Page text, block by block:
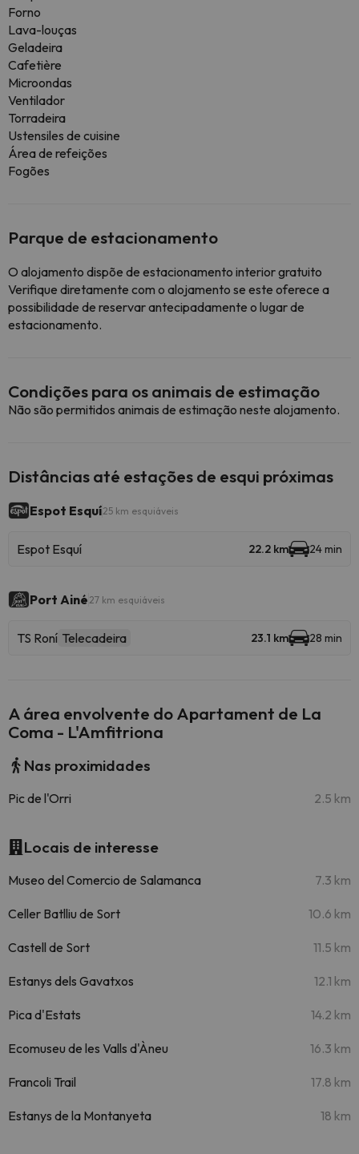
Forno
Lava-louças
Geladeira
Cafetière
Microondas
Ventilador
Torradeira
Ustensiles de cuisine
Área de refeições
Fogões
Parque de estacionamento
O alojamento dispõe de estacionamento interior gratuito
Verifique diretamente com o alojamento se este oferece a
possibilidade de reservar antecipadamente o lugar de
estacionamento.
Condições para os animais de estimação
Não são permitidos animais de estimação neste alojamento.
Distâncias até estações de esqui próximas
Espot Esquí25 km esquiáveis
Espot Esquí 22.2 km 24 min
Port Ainé 27 km esquiáveis
TS Roní Telecadeira 23.1 km 28 min
A área envolvente do Apartament de La
Coma - L'Amfitriona
Nas proximidades
Pic de l'Orri 2.5 km
Locais de interesse
Museo del Comercio de Salamanca 7.3 km
Celler Batlliu de Sort 10.6 km
Castell de Sort 11.5 km
Estanys dels Gavatxos 12.1 km
Pica d'Estats 14.2 km
Ecomuseu de les Valls d'Àneu 16.3 km
Francoli Trail 17.8 km
Estanys de la Montanyeta 18 km